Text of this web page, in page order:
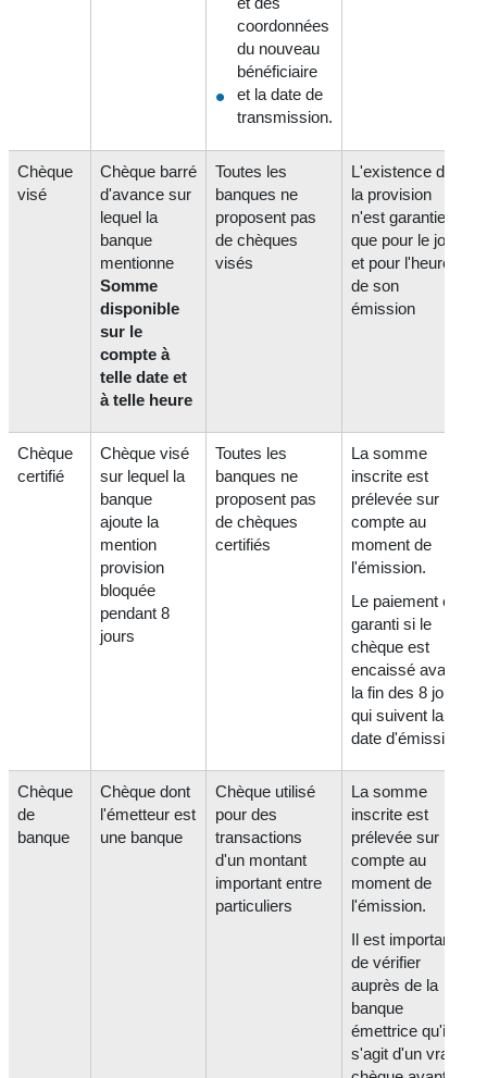
coordonnées
du nouveau
bénéficiaire
et la date de
transmission.
Chèque
visé
Chèque barré
d'avance sur
lequel la
banque
mentionne
Somme
disponible
sur le
compte à
telle date et
à telle heure
Toutes les
banques ne
proposent pas
de chèques
visés
L'existence de
la provision
n'est garantie
que pour le jour
et pour l'heure
de son
émission
Chèque
certifié
Chèque visé
sur lequel la
banque
ajoute la
mention
provision
bloquée
pendant 8
jours
Toutes les
banques ne
proposent pas
de chèques
certifiés
La somme
inscrite est
prélevée sur le
compte au
moment de
l'émission.
Le paiement est
garanti si le
chèque est
encaissé avant
la fin des 8 jours
qui suivent la
date d'émission.
Chèque
de
banque
Chèque dont
l'émetteur est
une banque
Chèque utilisé
pour des
transactions
d'un montant
important entre
particuliers
La somme
inscrite est
prélevée sur le
compte au
moment de
l'émission.
Il est important
de vérifier
auprès de la
banque
émettrice qu'il
s'agit d'un vrai